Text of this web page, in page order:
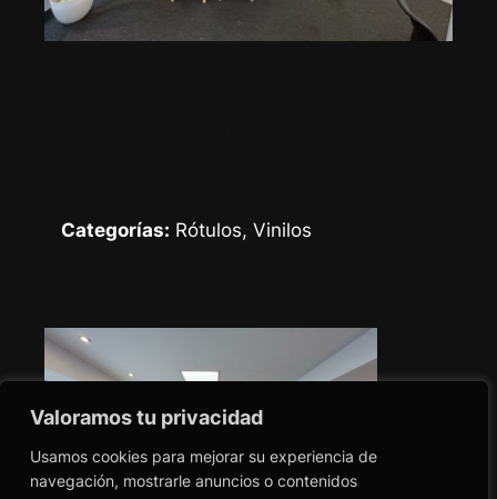
Valoramos tu privacidad
Usamos cookies para mejorar su experiencia de
navegación, mostrarle anuncios o contenidos
Categorías: Rótulos, Vinilos